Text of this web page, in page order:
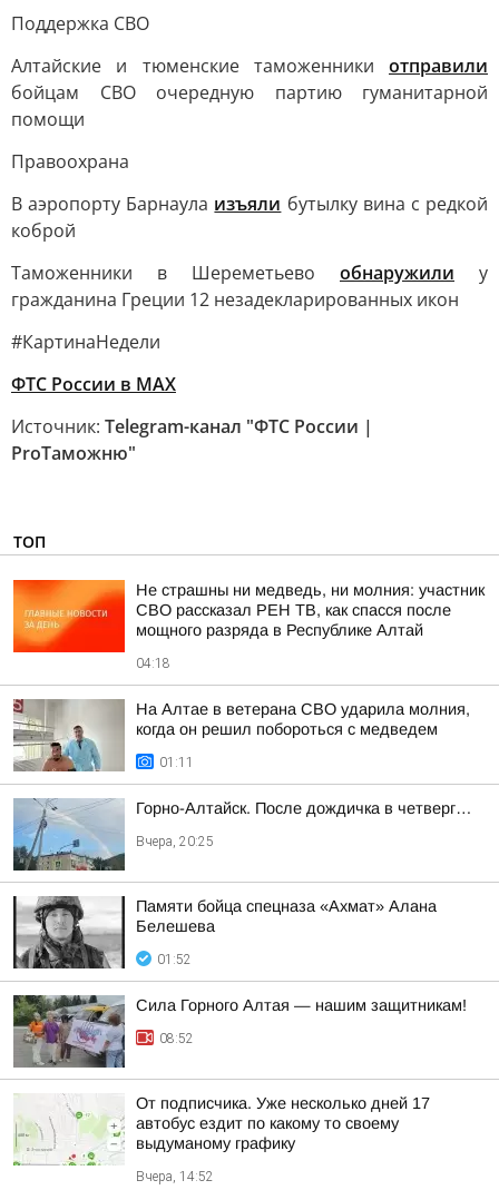
Поддержка СВО
Алтайские и тюменские таможенники отправили
бойцам СВО очередную партию гуманитарной
помощи
Правоохрана
В аэропорту Барнаула изъяли бутылку вина с редкой
коброй
Таможенники в Шереметьево обнаружили у
гражданина Греции 12 незадекларированных икон
#КартинаНедели
ФТС России в MAX
Источник: Telegram-канал "ФТС России |
ProТаможню"
ТОП
Не страшны ни медведь, ни молния: участник
СВО рассказал РЕН ТВ, как спасся после
мощного разряда в Республике Алтай
04:18
На Алтае в ветерана СВО ударила молния,
когда он решил побороться с медведем
01:11
Горно-Алтайск. После дождичка в четверг…
Вчера, 20:25
Памяти бойца спецназа «Ахмат» Алана
Белешева
01:52
Сила Горного Алтая — нашим защитникам!
08:52
От подписчика. Уже несколько дней 17
автобус ездит по какому то своему
выдуманому графику
Вчера, 14:52